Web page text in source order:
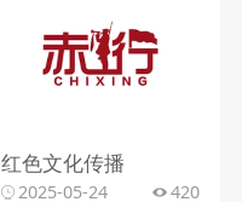
红色文化传播
2025-05-24 420